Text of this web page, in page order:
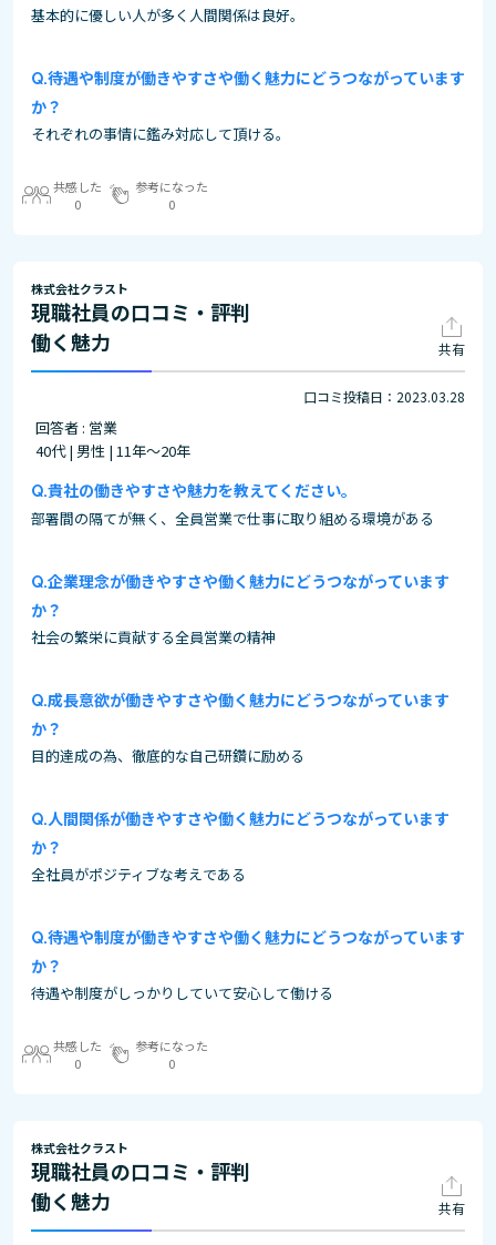
基本的に優しい人が多く人間関係は良好。
待遇や制度が働きやすさや働く魅力にどうつながっています
か？
それぞれの事情に鑑み対応して頂ける。
共感した
0
参考になった
0
株式会社クラスト
現職社員の口コミ・評判
働く魅力
共有
口コミ投稿日：2023.03.28
回答者 : 営業
40代 | 男性 | 11年～20年
貴社の働きやすさや魅力を教えてください。
部署間の隔てが無く、全員営業で仕事に取り組める環境がある
企業理念が働きやすさや働く魅力にどうつながっています
か？
社会の繁栄に貢献する全員営業の精神
成長意欲が働きやすさや働く魅力にどうつながっています
か？
目的達成の為、徹底的な自己研鑽に励める
人間関係が働きやすさや働く魅力にどうつながっています
か？
全社員がポジティブな考えである
待遇や制度が働きやすさや働く魅力にどうつながっています
か？
待遇や制度がしっかりしていて安心して働ける
共感した
0
参考になった
0
株式会社クラスト
現職社員の口コミ・評判
働く魅力
共有